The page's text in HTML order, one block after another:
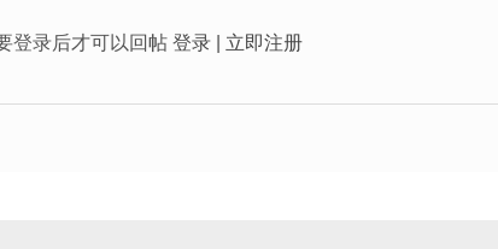
登录后才可以回帖 登录| 立即注册